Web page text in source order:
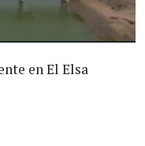
en El Elsa